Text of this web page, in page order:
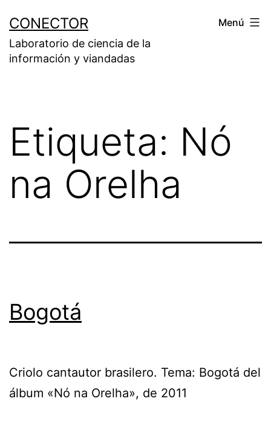
contenido
CONECTOR
Laboratorio de ciencia de la
información y viandadas
Menú
Etiqueta: Nó
na Orelha
Bogotá
Criolo cantautor brasilero. Tema: Bogotá del
álbum «Nó na Orelha», de 2011